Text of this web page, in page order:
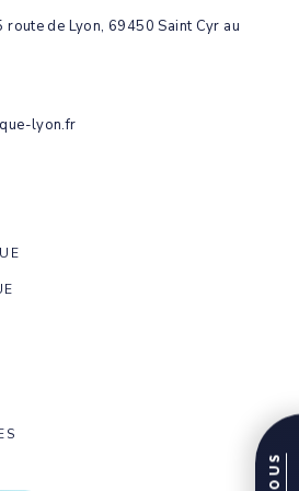
de Lyon, 69450 Saint Cyr au
lyon.fr